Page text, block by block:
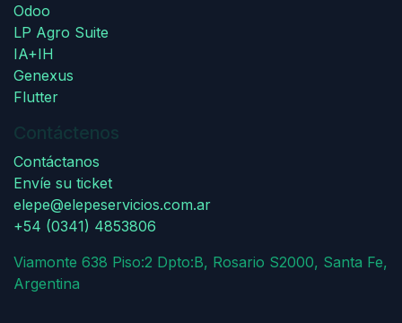
Odoo
LP Agro Suite
IA+IH
Genexus
Flutter
Contáctenos
Contáctanos
Envíe su ticket
elepe@elepeservicios.com.ar
+54 (0341) 4853806
Viamonte 638 Piso:2 Dpto:B, Rosario S2000, Santa Fe,
Argentina